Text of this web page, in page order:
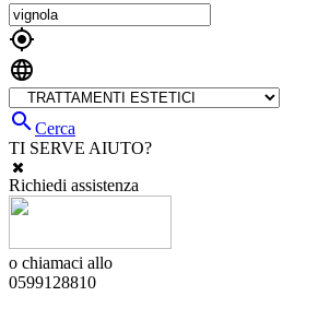


Cerca
TI SERVE AIUTO?
Richiedi assistenza
o chiamaci allo
0599128810